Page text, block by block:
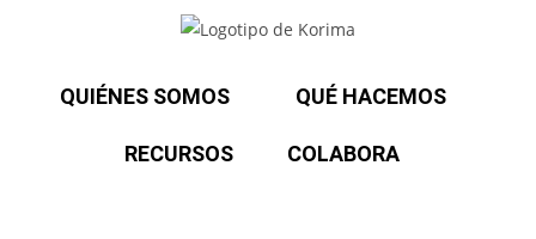
QUIÉNES SOMOS QUÉ HACEMOS
RECURSOS COLABORA